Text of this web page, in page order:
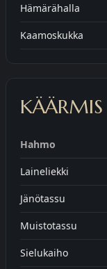
Hämärähalla
Kaamoskukka
KÄÄRMIS
Hahmo
Laineliekki
Jänötassu
Muistotassu
Sielukaiho